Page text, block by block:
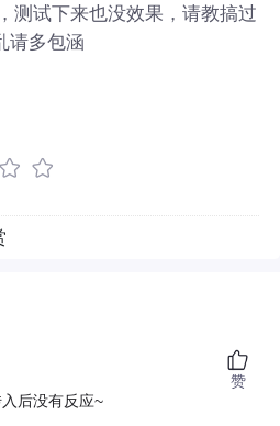
测试下来也没效果，请教搞过
请多包涵
后没有反应~
赞